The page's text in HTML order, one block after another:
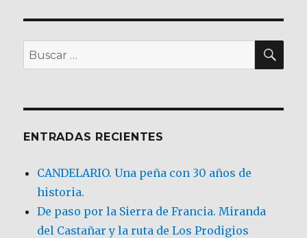
Buscar
por:
ENTRADAS RECIENTES
CANDELARIO. Una peña con 30 años de
historia.
De paso por la Sierra de Francia. Miranda
del Castañar y la ruta de Los Prodigios